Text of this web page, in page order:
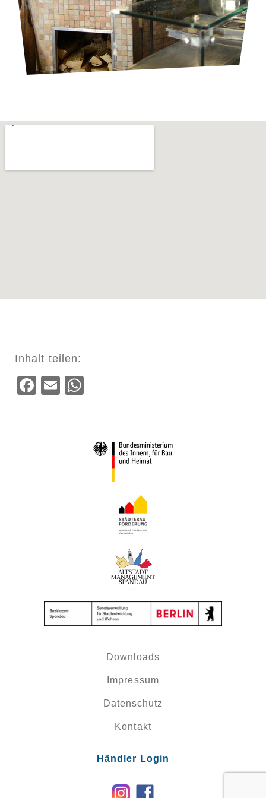
Inhalt teilen:
Facebook
Email
Downloads
Impressum
Datenschutz
Kontakt
Händler Login